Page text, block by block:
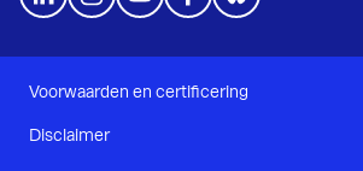
Voorwaarden en certificering
Disclaimer